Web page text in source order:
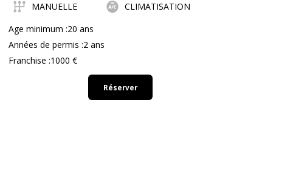
MANUELLE
CLIMATISATION
Age minimum :20 ans
Années de permis :2 ans
Franchise :1000 €
Réserver